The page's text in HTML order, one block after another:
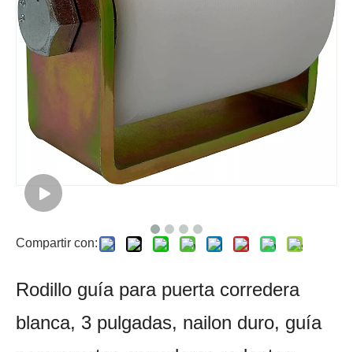
Compartir con:
Rodillo guía para puerta corredera
blanca, 3 pulgadas, nailon duro, guía